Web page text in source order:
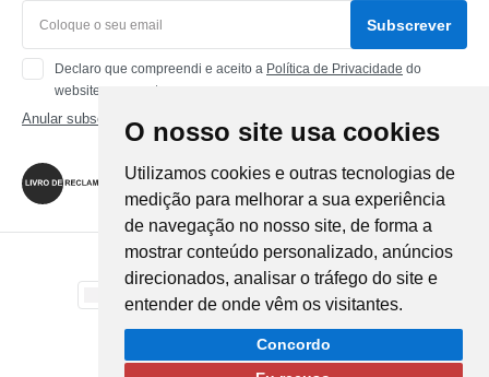
O nosso site usa cookies
Utilizamos cookies e outras tecnologias de
medição para melhorar a sua experiência
de navegação no nosso site, de forma a
mostrar conteúdo personalizado, anúncios
direcionados, analisar o tráfego do site e
entender de onde vêm os visitantes.
Concordo
Subscrever
Declaro que compreendi e aceito a Política de Privacidade do
website www.partness.com
Anular subscrição
Método de Pagamento
Método de Envio